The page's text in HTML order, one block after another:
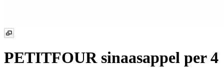
PETITFOUR sinaasappel per 4